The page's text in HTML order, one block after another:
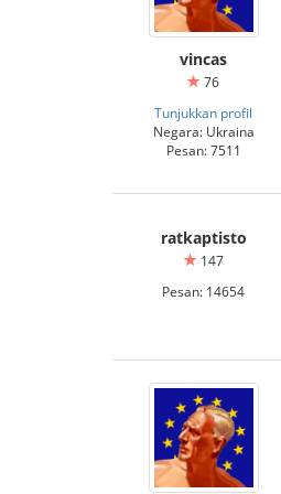
vincas
76
Tunjukkan profil
Negara: Ukraina
Pesan: 7511
ratkaptisto
147
Pesan: 14654